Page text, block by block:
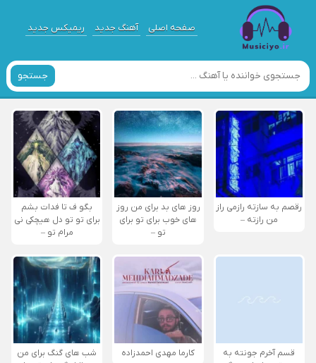
صفحه اصلی آهنگ جدید ریمیکس جدید
جستجو
رقصم به سازته رازمی راز
من رازته –
روز های بد برای من روز
های خوب برای تو برای
تو –
بگو ف تا فدات بشم
برای تو تو دل هیچکی نی
مرام تو –
قسم آخرم جونته به
کارما مهدی احمدزاده
شب های گنگ برای من